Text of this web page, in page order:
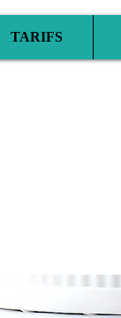
TARIFS